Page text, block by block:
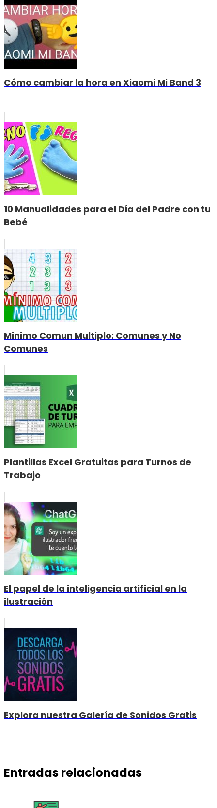
Cómo cambiar la hora en Xiaomi Mi Band 3
10 Manualidades para el Día del Padre con tu
Bebé
Minimo Comun Multiplo: Comunes y No
Comunes
Plantillas Excel Gratuitas para Turnos de
Trabajo
El papel de la inteligencia artificial en la
ilustración
Explora nuestra Galería de Sonidos Gratis
Entradas relacionadas